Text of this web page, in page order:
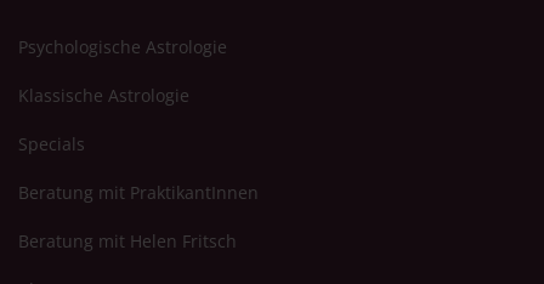
Psychologische Astrologie
Klassische Astrologie
Specials
Beratung mit PraktikantInnen
Beratung mit Helen Fritsch